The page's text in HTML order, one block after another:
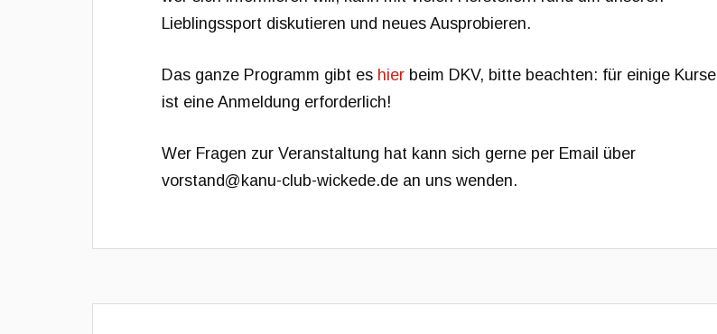
Lieblingssport diskutieren und neues Ausprobieren.
Das ganze Programm gibt es hier beim DKV, bitte beachten: für einige Kurse
ist eine Anmeldung erforderlich!
Wer Fragen zur Veranstaltung hat kann sich gerne per Email über
vorstand@kanu-club-wickede.de an uns wenden.